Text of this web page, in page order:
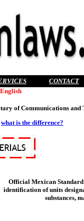
CONTACT
of Communications
what is the difference?
Official Mexican Standard
identification of units
substances,